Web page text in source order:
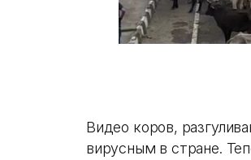
Видео коров,
вирусным в стране.